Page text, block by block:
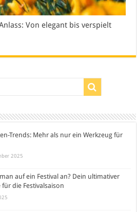
Von elegant bis verspielt
Trends: Mehr als nur ein Werkzeug für
2025
auf ein Festival an? Dein ultimativer
für die Festivalsaison